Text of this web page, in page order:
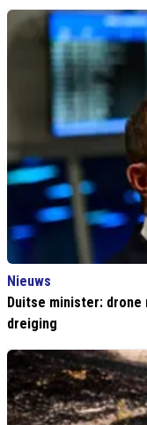
Nieuws
Duitse minister:
dreiging